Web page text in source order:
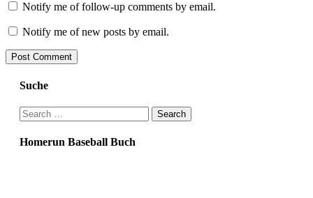
Notify me of follow-up comments by email.
Notify me of new posts by email.
Suche
Search
for:
Homerun Baseball Buch